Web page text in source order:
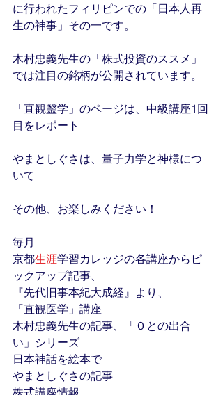
に行われたフィリピンでの「日本人再
生の神事」その一です。
木村忠義先生の「株式投資のススメ」
では注目の銘柄が公開されています。
「直観毉学」のページは、中級講座1回
目をレポート
やまとしぐさは、量子力学と神様につ
いて
その他、お楽しみください！
毎月
京都生涯学習カレッジの各講座からピ
ックアップ記事、
『先代旧事本紀大成経』より、
「直観医学」講座
木村忠義先生の記事、「０との出合
い」シリーズ
日本神話を絵本で
やまとしぐさの記事
株式講座情報